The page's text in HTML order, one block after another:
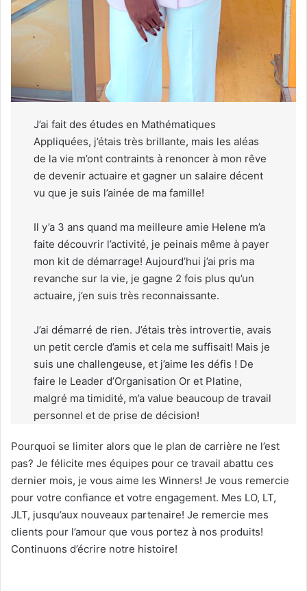
J’ai fait des études en Mathématiques
Appliquées, j’étais très brillante, mais les aléas
de la vie m’ont contraints à renoncer à mon rêve
de devenir actuaire et gagner un salaire décent
vu que je suis l’ainée de ma famille!
Il y’a 3 ans quand ma meilleure amie Helene m’a
faite découvrir l’activité, je peinais même à payer
mon kit de démarrage! Aujourd’hui j’ai pris ma
revanche sur la vie, je gagne 2 fois plus qu’un
actuaire, j’en suis très reconnaissante.
J’ai démarré de rien. J’étais très introvertie, avais
un petit cercle d’amis et cela me suffisait! Mais je
suis une challengeuse, et j’aime les défis ! De
faire le Leader d’Organisation Or et Platine,
malgré ma timidité, m’a value beaucoup de travail
personnel et de prise de décision!
Pourquoi se limiter alors que le plan de carrière ne l’est
pas? Je félicite mes équipes pour ce travail abattu ces
dernier mois, je vous aime les Winners! Je vous remercie
pour votre confiance et votre engagement. Mes LO, LT,
JLT, jusqu’aux nouveaux partenaire! Je remercie mes
clients pour l’amour que vous portez à nos produits!
Continuons d’écrire notre histoire!